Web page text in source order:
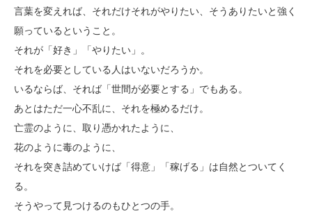
言葉を変えれば、それだけそれがやりたい、そうありたいと強く
願っているということ。
それが「好き」「やりたい」。
それを必要としている人はいないだろうか。
いるならば、それば「世間が必要とする」でもある。
あとはただ一心不乱に、それを極めるだけ。
亡霊のように、取り憑かれたように、
花のように毒のように、
それを突き詰めていけば「得意」「稼げる」は自然とついてく
る。
そうやって見つけるのもひとつの手。